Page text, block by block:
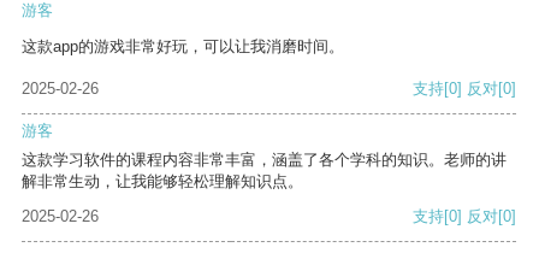
游客
这款app的游戏非常好玩，可以让我消磨时间。
2025-02-26 支持[0] 反对[0]
游客
这款学习软件的课程内容非常丰富，涵盖了各个学科的知识。老师的讲
解非常生动，让我能够轻松理解知识点。
2025-02-26
支持[0] 反对[0]